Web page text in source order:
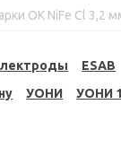
OK NiFe Cl 3,2
ESAB
УОНИ УОНИ